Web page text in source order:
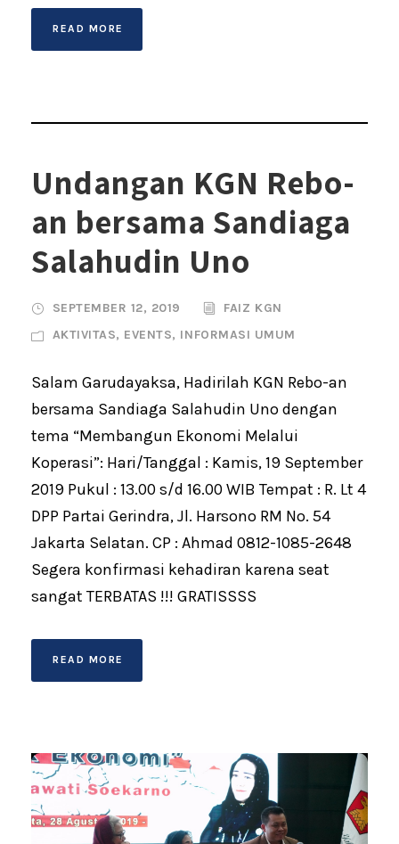
READ MORE
Undangan KGN Rebo-
an bersama Sandiaga
Salahudin Uno
SEPTEMBER 12, 2019
FAIZ KGN
AKTIVITAS, EVENTS, INFORMASI UMUM
Salam Garudayaksa, Hadirilah KGN Rebo-an
bersama Sandiaga Salahudin Uno dengan
tema “Membangun Ekonomi Melalui
Koperasi”: Hari/Tanggal : Kamis, 19 September
2019 Pukul : 13.00 s/d 16.00 WIB Tempat : R. Lt 4
DPP Partai Gerindra, Jl. Harsono RM No. 54
Jakarta Selatan. CP : Ahmad 0812-1085-2648
Segera konfirmasi kehadiran karena seat
sangat TERBATAS !!! GRATISSSS
READ MORE